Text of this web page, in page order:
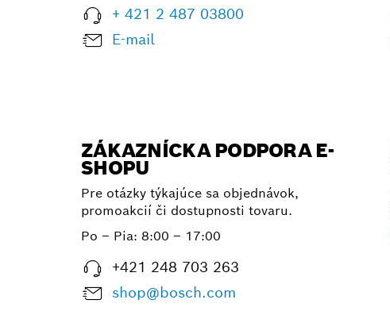
+ 421 2 487 03800
E-mail
ZÁKAZNÍCKA PODPORA E-
SHOPU
Pre otázky týkajúce sa objednávok,
promoakcií či dostupnosti tovaru.
Po – Pia: 8:00 – 17:00
+421 248 703 263
shop@bosch.com